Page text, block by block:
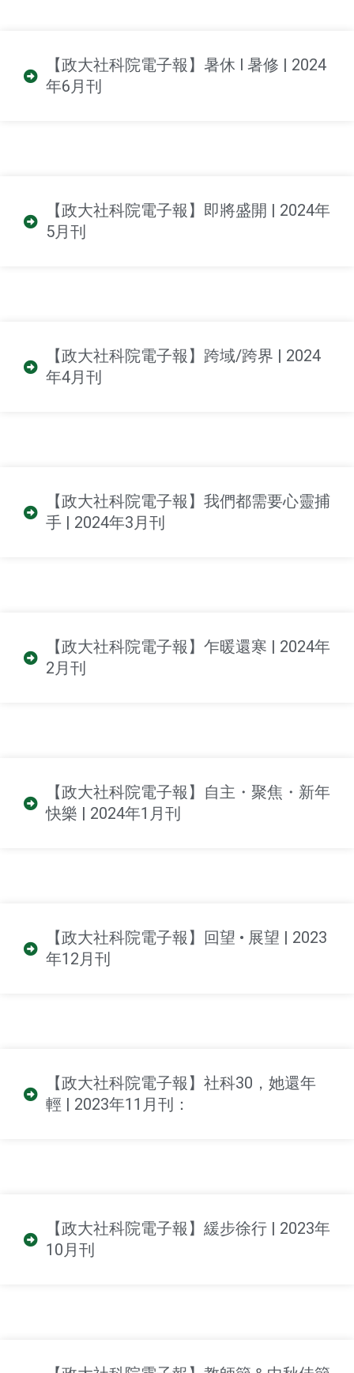
【政大社科院電子報】暑休 l 暑修 | 2024
年6月刊
【政大社科院電子報】即將盛開 | 2024年
5月刊
【政大社科院電子報】跨域/跨界 | 2024
年4月刊
【政大社科院電子報】我們都需要心靈捕
手 | 2024年3月刊
【政大社科院電子報】乍暖還寒 | 2024年
2月刊
【政大社科院電子報】自主・聚焦・新年
快樂 | 2024年1月刊
【政大社科院電子報】回望 • 展望 | 2023
年12月刊
【政大社科院電子報】社科30，她還年
輕 | 2023年11月刊：
【政大社科院電子報】緩步徐行 | 2023年
10月刊